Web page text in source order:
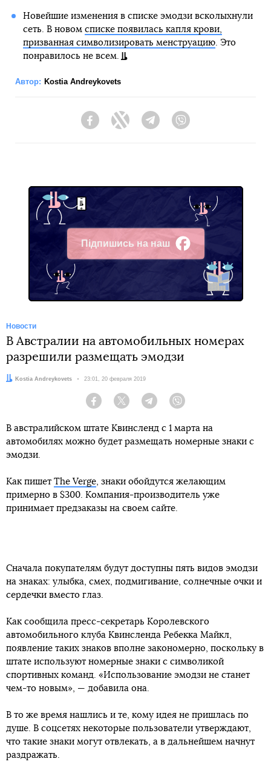
Новейшие изменения в списке эмодзи всколыхнули
сеть. В новом списке появилась капля крови,
призванная символизировать менструацию. Это
понравилось не всем.
Автор: Kostia Andreykovets
FacebookTwitter Telegram
Підпишись на наш
Facebook
Новости
В Австралии на автомобильных номерах
разрешили размещать эмодзи
Автор:Kostia Andreykovets Дата:
23:01, 20 февраля 2019
Facebook Twitter Telegram
В австралийском штате Квинсленд с 1 марта на
автомобилях можно будет размещать номерные знаки с
эмодзи.
Как пишет The Verge, знаки обойдутся желающим
примерно в $300. Компания-производитель уже
принимает предзаказы на своем сайте.
Сначала покупателям будут доступны пять видов эмодзи
на знаках: улыбка, смех, подмигивание, солнечные очки и
сердечки вместо глаз.
Как сообщила пресс-секретарь Королевского
автомобильного клуба Квинсленда Ребекка Майкл,
появление таких знаков вполне закономерно, поскольку в
штате используют номерные знаки с символикой
спортивных команд. «Использование эмодзи не станет
чем-то новым», — добавила она.
В то же время нашлись и те, кому идея не пришлась по
душе. В соцсетях некоторые пользователи утверждают,
что такие знаки могут отвлекать, а в дальнейшем начнут
раздражать.